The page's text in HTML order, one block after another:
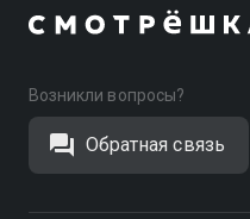
Возникли вопросы?
Обратная связь